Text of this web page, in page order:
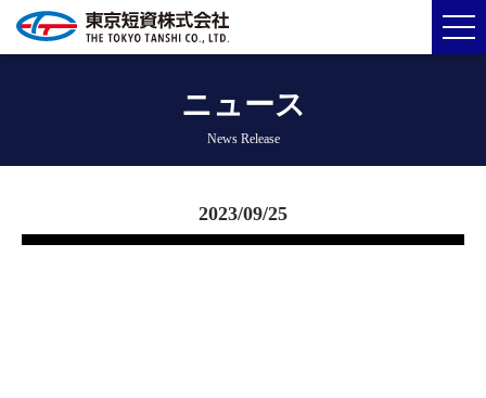
ニュース
News Release
2023/09/25